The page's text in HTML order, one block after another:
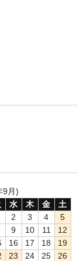
9月)
水 木 金
土
2 3 4
5
9 10 11
12
16 17 18
19
23 24 25
26